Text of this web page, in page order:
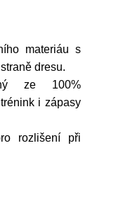
materiáu s
dresu.
ze 100%
i zápasy
rozlišení při